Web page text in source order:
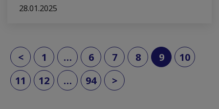
28.01.2025
< 1 … 6 7 8 9(current)
10
11
12 … 94 >